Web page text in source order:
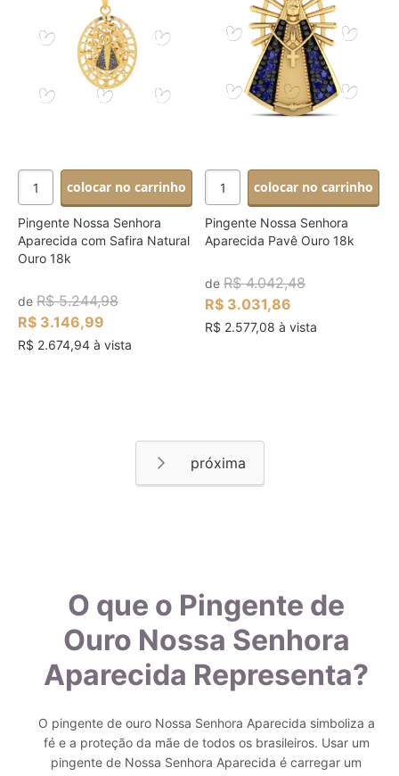
colocar no carrinho
Pingente Nossa Senhora
Aparecida com Safira Natural
Ouro 18k
de R$ 5.244,98
R$ 3.146,99
R$ 2.674,94 à vista
colocar no carrinho
Pingente Nossa Senhora
Aparecida Pavê Ouro 18k
deR$ 4.042,48
R$ 3.031,86
R$ 2.577,08 à vista
Página
Próximo
O que o Pingente de
Ouro Nossa Senhora
Aparecida Representa?
O pingente de ouro Nossa Senhora Aparecida simboliza a
fé e a proteção da mãe de todos os brasileiros. Usar um
pingente de Nossa Senhora Aparecida é carregar um